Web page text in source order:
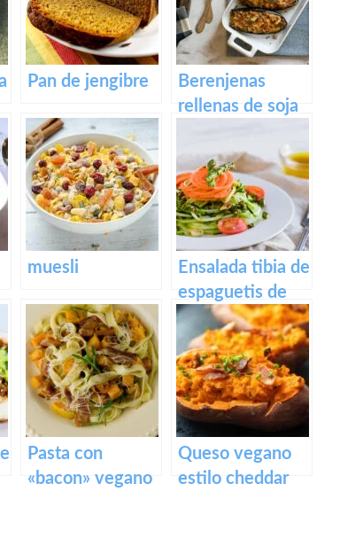
Pan de jengibre
Berenjenas
rellenas de soja
muesli
Ensalada tibia de
espaguetis de
calabacín y
zanahoria
Pasta con
«bacon» vegano
Queso vegano
estilo cheddar